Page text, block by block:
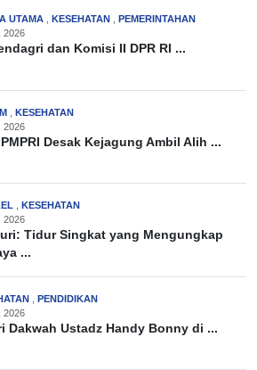
UTAMA KESEHATAN
PEMERINTAHAN
2026
dan Komisi II DPR RI ...
KESEHATAN
2026
PMPRI Desak Kejagung Ambil Alih ...
KESEHATAN
2026
Tidur Singkat yang Mengungkap
...
PENDIDIKAN
2026
Dakwah Ustadz Handy Bonny di ...